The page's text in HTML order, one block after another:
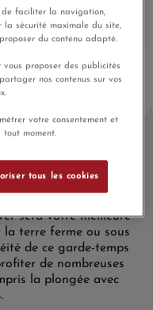
82,50 € grâce à notre
Diver
sera votre meilleure
terre ferme ou sous
de ce garde-temps
de nombreuses
la plongée avec
faciliter la navigation,
la sécurité maximale du site,
du contenu adapté.
proposer des publicités
nos contenus sur vos
votre consentement et
tout moment.
tous les cookies